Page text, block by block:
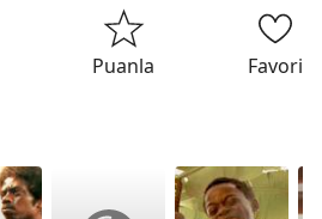
Puanla Favori